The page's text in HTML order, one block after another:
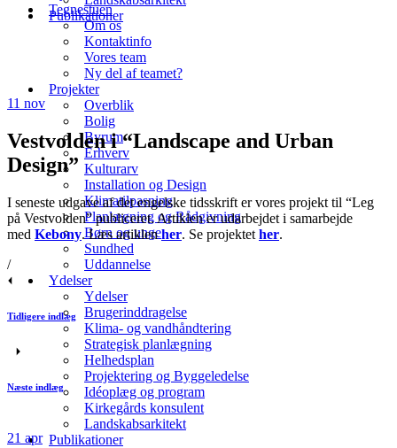
Tegnestuen
Om os
Kontaktinfo
Vores team
Ny del af teamet?
Projekter
Overblik
Bolig
Byrum
Erhverv
Kulturarv
Installation og Design
Klimatilpasning
Planlægning og Rådgivning
Børn og unge
Sundhed
Uddannelse
Ydelser
Ydelser
Brugerinddragelse
Klima- og vandhåndtering
Strategisk planlægning
Helhedsplan
Projektering og Byggeledelse
Idéoplæg og program
Kirkegårds konsulent
Landskabsarkitekt
Publikationer
Publikationer
11 nov
Vestvolden i “Landscape and Urban
Design”
I seneste udgave af det engelske tidsskrift er vores projekt til “Leg
på Vestvolden” publiceret. Artiklen er udarbejdet i samarbejde
med Kebony. Læs artiklen her. Se projektet her.
/
Tidligere indlæg
Næste indlæg
21 apr